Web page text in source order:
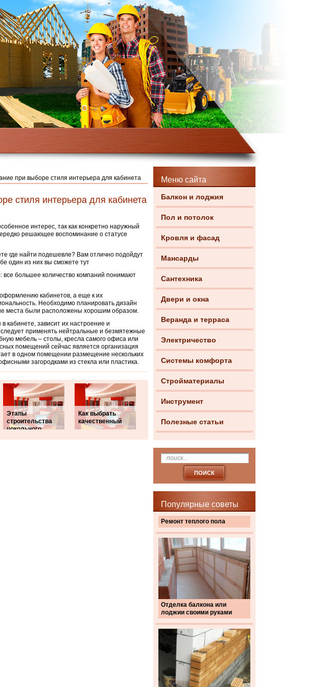
Меню сайта
Балкон и лоджия
Пол и потолок
Кровля и фасад
Мансарды
Сантехника
Двери и окна
Веранда и терраса
Электричество
Системы комфорта
Стройматериалы
Инструмент
Полезные статьи
Популярные советы
Ремонт теплого пола
Отделка балкона или
лоджии своими руками
при выборе стиля интерьера для кабинета
стиля интерьера для кабинета
интерес, так как конкретно наружный
решающее воспоминание о статусе
где найти подешевле? Вам отлично подойдут
один из них вы сможете тут
все большее количество компаний понимают
кабинетов, а еще к их
Необходимо планировать дизайн
места были расположены хорошим образом.
кабинете, зависит их настроение и
применять нейтральные и безмятежные
мебель – столы, кресла самого офиса или
помещений сейчас является организация
в одном помещении размещение нескольких
загородками из стекла или пластика.
Этапы
строительства
цокольного
Как выбрать
качественный